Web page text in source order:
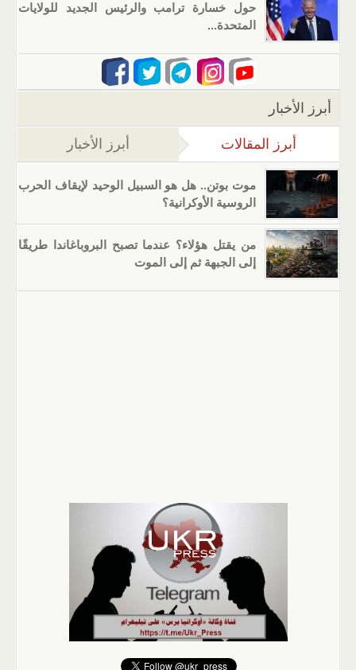
حول خسارة ترامب والرئيس الجديد للولايات
المتحدة...
أبرز الأخبار
أبرز المقالات (علامة التبويب النشطة)
أبرز الأخبار
موت بوتن.. هل هو السبيل الوحيد لإيقاف الحرب
الروسية الأوكرانية؟
من يقتل هؤلاء؟ عندما تصبح البروباغاندا طريقًا
إلى الجبهة ثم إلى الموت